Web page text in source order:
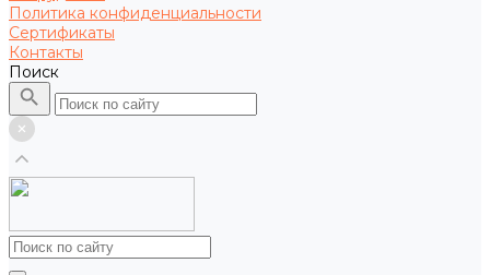
Политика конфиденциальности
Сертификаты
Контакты
Поиск